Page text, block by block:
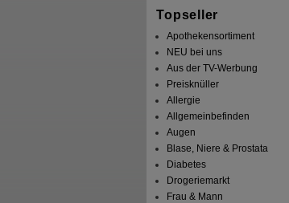
Topseller
Apothekensortiment
NEU bei uns
Aus der TV-Werbung
Preisknüller
Allergie
Allgemeinbefinden
Augen
Blase, Niere & Prostata
Diabetes
Drogeriemarkt
Frau & Mann